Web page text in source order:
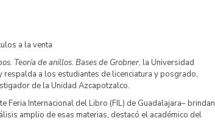
a la venta
Teoría de anillos. Bases de Grobner, la Universidad
a los estudiantes de licenciatura y posgrado,
de la Unidad Azcapotzalco.
Feria Internacional del Libro (FIL) de Guadalajara– brindan
amplio de esas materias, destacó el académico del